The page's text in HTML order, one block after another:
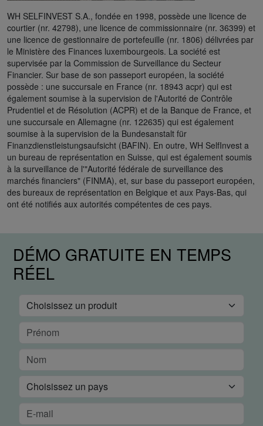
WH SELFINVEST S.A., fondée en 1998, possède une licence de
courtier (nr. 42798), une licence de commissionnaire (nr. 36399) et
une licence de gestionnaire de portefeuille (nr. 1806) délivrées par
le Ministère des Finances luxembourgeois. La société est
supervisée par la Commission de Surveillance du Secteur
Financier. Sur base de son passeport européen, la société
possède : une succursale en France (nr. 18943 acpr) qui est
également soumise à la supervision de l'Autorité de Contrôle
Prudentiel et de Résolution (ACPR) et de la Banque de France, et
une succursale en Allemagne (nr. 122635) qui est également
soumise à la supervision de la Bundesanstalt für
Finanzdienstleistungsaufsicht (BAFIN). En outre, WH SelfInvest a
un bureau de représentation en Suisse, qui est également soumis
à la surveillance de l'"Autorité fédérale de surveillance des
marchés financiers" (FINMA), et, sur base du passeport européen,
des bureaux de représentation en Belgique et aux Pays-Bas, qui
ont été notifiés aux autorités compétentes de ces pays.
DÉMO GRATUITE EN TEMPS
RÉEL